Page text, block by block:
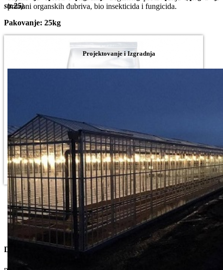
primeni organskih đubriva, bio insekticida i fungicida.
Projektovanje i Izgradnja
str.25).
Pakovanje: 25kg
Dostupne Opcije